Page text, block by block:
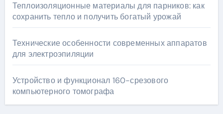
Теплоизоляционные материалы для парников: как
сохранить тепло и получить богатый урожай
Технические особенности современных аппаратов
для электроэпиляции
Устройство и функционал 160-срезового
компьютерного томографа